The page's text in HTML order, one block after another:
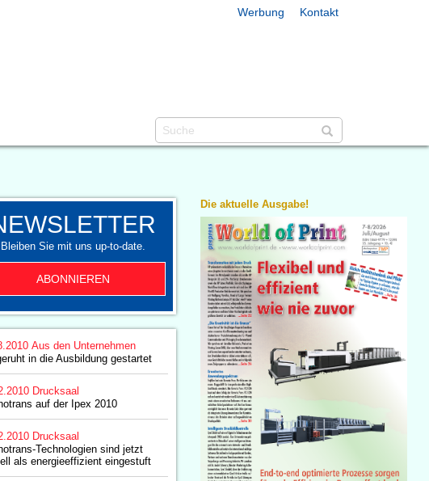
Werbung Kontakt
Bleiben Sie mit uns up-to-date.
ABONNIEREN
Aus den Unternehmen
in die Ausbildung gestartet
Drucksaal
auf der Ipex 2010
Drucksaal
Technologien sind jetzt
als energieeffizient eingestuft
Die aktuelle Ausgabe!